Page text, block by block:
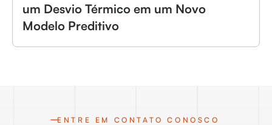
um Desvio Térmico em um Novo
Modelo Preditivo
ENTRE EM CONTATO CONOSCO